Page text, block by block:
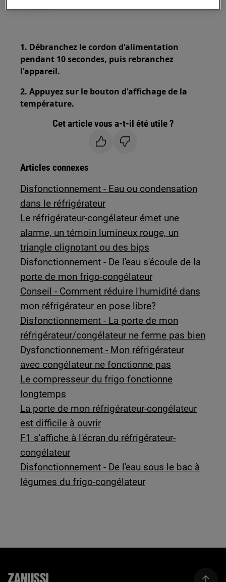
Solution
1. Débranchez le cordon d'alimentation
pendant 10 secondes, puis rebranchez
l'appareil.
2. Appuyez sur le bouton d'affichage de la
température.
Cet article vous a-t-il été utile ?
Articles connexes
Disfonctionnement - Eau ou condensation
dans le réfrigérateur
Le réfrigérateur-congélateur émet une
alarme, un témoin lumineux rouge, un
triangle clignotant ou des bips
Disfonctionnement - De l'eau s'écoule de la
porte de mon frigo-congélateur
Conseil - Comment réduire l'humidité dans
mon réfrigérateur en pose libre?
Disfonctionnement - La porte de mon
réfrigérateur/congélateur ne ferme pas bien
Dysfonctionnement - Mon réfrigérateur
avec congélateur ne fonctionne pas
Le compresseur du frigo fonctionne
longtemps
La porte de mon réfrigérateur-congélateur
est difficile à ouvrir
F1 s'affiche à l'écran du réfrigérateur-
congélateur
Disfonctionnement - De l'eau sous le bac à
légumes du frigo-congélateur